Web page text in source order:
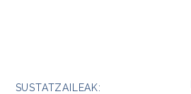
SUSTATZAILEAK: